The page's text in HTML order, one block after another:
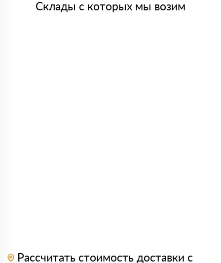
Склады с которых мы возим
Рассчитать стоимость доставки с